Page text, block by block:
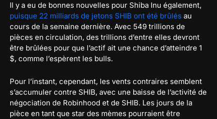
Il y a eu de bonnes nouvelles pour Shiba Inu également,
puisque 22 milliards de jetons SHIB ont été brûlés au
cours de la semaine dernière. Avec 549 trillions de
pièces en circulation, des trillions d’entre elles devront
être brûlées pour que l’actif ait une chance d’atteindre 1
$, comme l’espèrent les bulls.
Pour l’instant, cependant, les vents contraires semblent
s’accumuler contre SHIB, avec une baisse de l’activité de
négociation de Robinhood et de SHIB. Les jours de la
pièce en tant que star des mèmes pourraient être